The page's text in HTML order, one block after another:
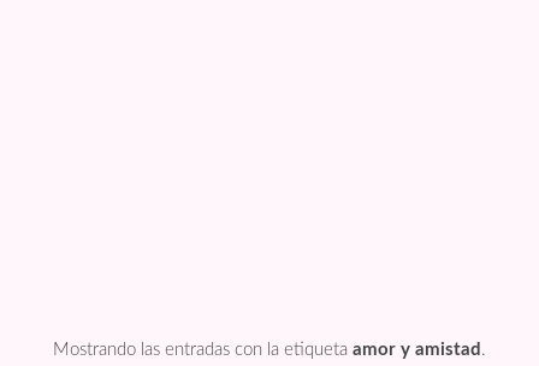
Mostrando las entradas con la etiqueta amor y amistad .